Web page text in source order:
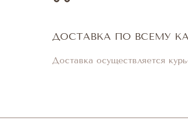
ДОСТАВКА ПО ВСЕМУ
Доставка осуществляется